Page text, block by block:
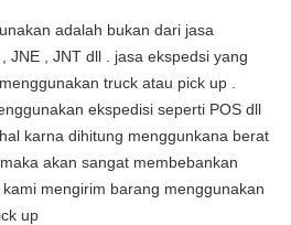
adalah bukan dari jasa
JNE , JNT dll . jasa ekspedsi yang
truck atau pick up .
ekspedisi seperti POS dll
karna dihitung menggunkana berat
akan sangat membebankan
mengirim barang menggunakan
up